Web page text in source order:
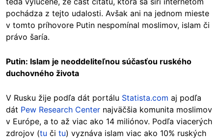
pochádza z tejto udalosti. Avšak ani na jednom mieste
v tomto príhovore Putin nespomínal moslimov, islam či
právo šaría.
Putin: Islam je neoddeliteľnou súčasťou ruského
duchovného života
V Rusku žije podľa dát portálu Statista.com aj podľa
dát Pew Research Center najväčšia komunita moslimov
v Európe, a to až viac ako 14 miliónov. Podľa viacerých
zdrojov (tu či tu) vyznáva islam viac ako 10% ruských